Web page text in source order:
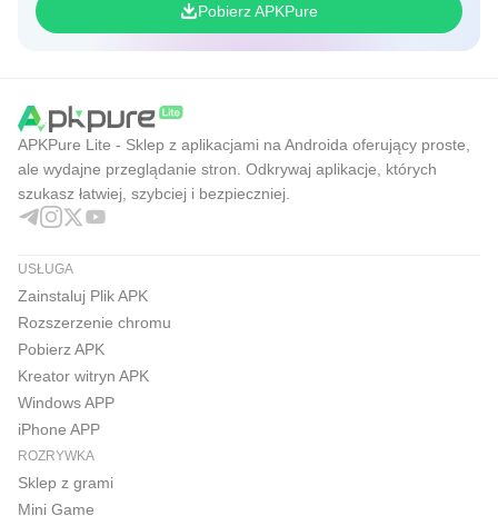
Pobierz APKPure
APKPure Lite - Sklep z aplikacjami na Androida oferujący proste,
ale wydajne przeglądanie stron. Odkrywaj aplikacje, których
szukasz łatwiej, szybciej i bezpieczniej.
USŁUGA
Zainstaluj Plik APK
Rozszerzenie chromu
Pobierz APK
Kreator witryn APK
Windows APP
iPhone APP
ROZRYWKA
Sklep z grami
Mini Game